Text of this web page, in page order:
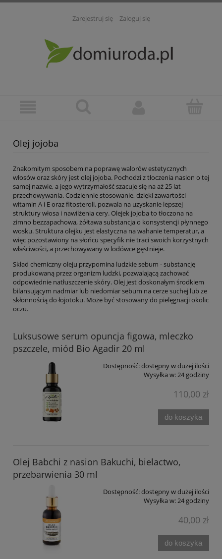
Zarejestruj się Zaloguj się
Olej jojoba
Znakomitym sposobem na poprawę walorów estetycznych
włosów oraz skóry jest olej jojoba. Pochodzi z tłoczenia nasion o tej
samej nazwie, a jego wytrzymałość szacuje się na aż 25 lat
przechowywania. Codziennie stosowanie, dzięki zawartości
witamin A i E oraz fitosteroli, pozwala na uzyskanie lepszej
struktury włosa i nawilżenia cery. Olejek jojoba to tłoczona na
zimno bezzapachowa, żółtawa substancja o konsystencji płynnego
wosku. Struktura olejku jest elastyczna na wahanie temperatur, a
więc pozostawiony na słońcu specyfik nie traci swoich korzystnych
właściwości, a przechowywany w lodówce gęstnieje.
Skład chemiczny oleju przypomina ludzkie sebum - substancję
produkowaną przez organizm ludzki, pozwalającą zachować
odpowiednie natłuszczenie skóry. Olej jest doskonałym środkiem
bilansującym nadmiar lub niedomiar sebum na cerze suchej lub ze
skłonnością do łojotoku. Może być stosowany do pielęgnacji okolic
oczu.
Luksusowe serum opuncja figowa, mleczko
pszczele, miód Bio Agadir 20 ml
Dostępność:dostępny w dużej ilości
Wysyłka w:24 godziny
110,00 zł
do koszyka
Olej Babchi z nasion Bakuchi, bielactwo,
przebarwienia 30 ml
Dostępność:dostępny w dużej ilości
Wysyłka w:24 godziny
40,00 zł
do koszyka